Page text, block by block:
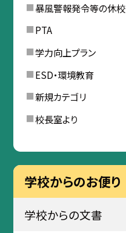
暴風警報発令等の休校
PTA
学力向上プラン
ESD・環境教育
新規カテゴリ
校長室より
学校からのお便り
学校からの文書